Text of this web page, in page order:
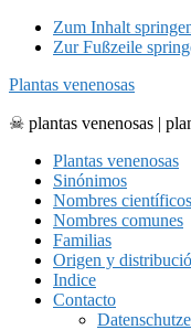
Zum Inhalt
Zur Fußzeile
Plantas venenosas
☠ plantas venenosas |
Plantas venenosas
Sinónimos
Nombres científicos
Nombres comunes
Familias
Origen y
Indice
Contacto